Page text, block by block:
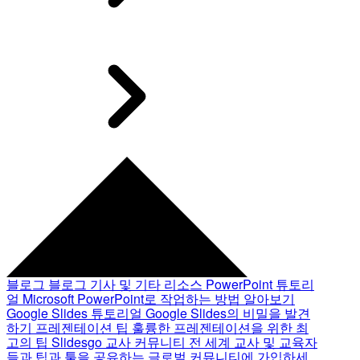
블로그 블로그 기사 및 기타 리소스 PowerPoint 튜토리
얼 Microsoft PowerPoint로 작업하는 방법 알아보기
Google Slides 튜토리얼 Google Slides의 비밀을 발견
하기 프레젠테이션 팁 훌륭한 프레젠테이션을 위한 최
고의 팁 Slidesgo 교사 커뮤니티 전 세계 교사 및 교육자